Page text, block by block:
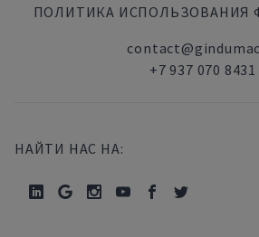
ПОЛИТИКА ИСПОЛЬЗОВАНИЯ
+7 937 070 8431
НАЙТИ НАС НА: